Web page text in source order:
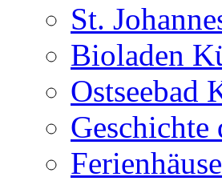
St.
Bioladen
Ostseebad
Geschichte